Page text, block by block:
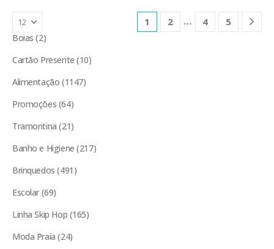
1 2 … 4 5
Boias 2
Cartão Presente 10
Alimentação 1147
Promoções 64
Tramontina 21
Banho e Higiene 217
Brinquedos 491
Escolar 69
Linha Skip Hop 165
Moda Praia 24